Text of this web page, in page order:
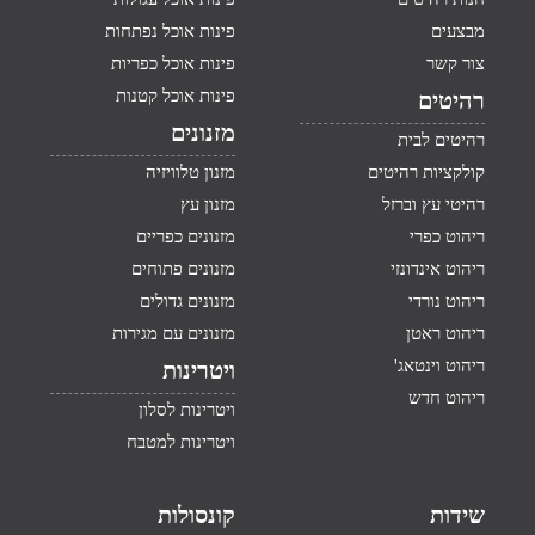
מבצעים
צור קשר
רהיטים
רהיטים לבית
קולקציות רהיטים
רהיטי עץ וברזל
ריהוט כפרי
ריהוט אינדונזי
ריהוט נורדי
ריהוט ראטן
ריהוט וינטאג'
ריהוט חדש
פינות אוכל נפתחות
פינות אוכל כפריות
פינות אוכל קטנות
מזנונים
מזנון טלוויזיה
מזנון עץ
מזנונים כפריים
מזנונים פתוחים
מזנונים גדולים
מזנונים עם מגירות
ויטרינות
ויטרינות לסלון
ויטרינות למטבח
שידות קונסולות